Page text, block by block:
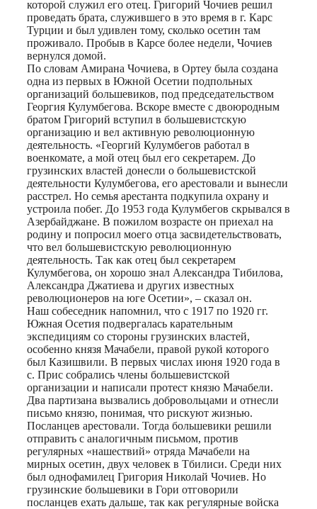
которой служил его отец. Григорий Чочиев решил
проведать брата, служившего в это время в г. Карс
Турции и был удивлен тому, сколько осетин там
проживало. Пробыв в Карсе более недели, Чочиев
вернулся домой.
По словам Амирана Чочиева, в Ортеу была создана
одна из первых в Южной Осетии подпольных
организаций большевиков, под председательством
Георгия Кулумбегова. Вскоре вместе с двоюродным
братом Григорий вступил в большевистскую
организацию и вел активную революционную
деятельность. «Георгий Кулумбегов работал в
военкомате, а мой отец был его секретарем. До
грузинских властей донесли о большевистской
деятельности Кулумбегова, его арестовали и вынесли
расстрел. Но семья арестанта подкупила охрану и
устроила побег. До 1953 года Кулумбегов скрывался в
Азербайджане. В пожилом возрасте он приехал на
родину и попросил моего отца засвидетельствовать,
что вел большевистскую революционную
деятельность. Так как отец был секретарем
Кулумбегова, он хорошо знал Александра Тибилова,
Александра Джатиева и других известных
революционеров на юге Осетии», – сказал он.
Наш собеседник напомнил, что с 1917 по 1920 гг.
Южная Осетия подвергалась карательным
экспедициям со стороны грузинских властей,
особенно князя Мачабели, правой рукой которого
был Казишвили. В первых числах июня 1920 года в
с. Прис собрались члены большевистской
организации и написали протест князю Мачабели.
Два партизана вызвались добровольцами и отнесли
письмо князю, понимая, что рискуют жизнью.
Посланцев арестовали. Тогда большевики решили
отправить с аналогичным письмом, против
регулярных «нашествий» отряда Мачабели на
мирных осетин, двух человек в Тбилиси. Среди них
был однофамилец Григория Николай Чочиев. Но
грузинские большевики в Гори отговорили
посланцев ехать дальше, так как регулярные войска